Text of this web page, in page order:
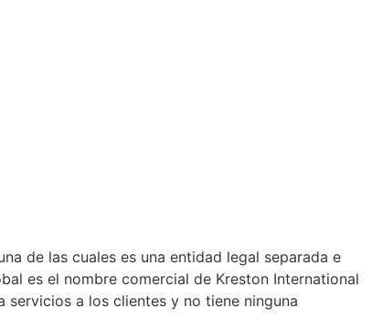
de las cuales es una entidad legal separada e
es el nombre comercial de Kreston International
a los clientes y no tiene ninguna